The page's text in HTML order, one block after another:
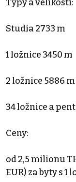
Typy a velikosti:
Studia 2733 m
1 ložnice 3450 m
2 ložnice 5886 m
34 ložnice a
Ceny:
od 2,5 milionu
EUR) za byty s 1